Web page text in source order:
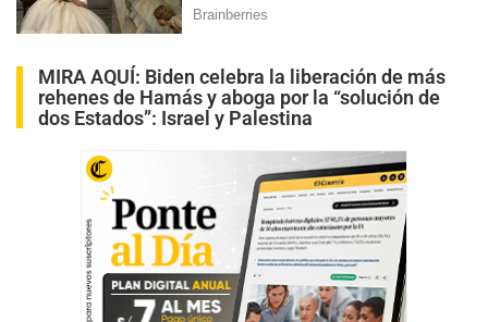
MIRA AQUÍ: Biden celebra la liberación de más
rehenes de Hamás y aboga por la “solución de
dos Estados”: Israel y Palestina